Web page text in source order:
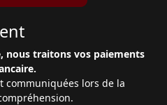
nous traitons vos paiements
communiquées lors de la